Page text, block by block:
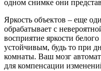
одном снимке они
Яркость объектов – еще
обрабатывает с
восприятие яркости
устойчивым, будь то при
комнаты. Ваш мозг
для компенсации